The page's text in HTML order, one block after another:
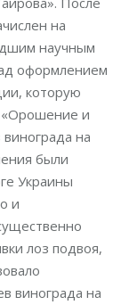
на
научным
оформлением
которую
«Орошение и
на
были
Украины
и
лоз подвоя,
винограда на